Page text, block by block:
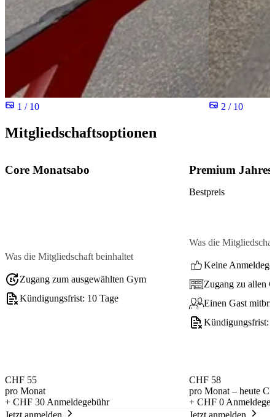
1 / 10 2 / 10
Mitgliedschaftsoptionen
Core Monatsabo
Was die Mitgliedschaft beinhaltet
Zugang zum ausgewählten Gym
Kündigungsfrist: 10 Tage
CHF 55
pro Monat
+ CHF 30 Anmeldegebühr
Jetzt anmelden
Premium
Bestpreis
Was die
Keine
Zugang zu allen
Einen Gast
Kündigungsfrist:
CHF 58
pro Monat – heute
+ CHF 0
Jetzt anmelden